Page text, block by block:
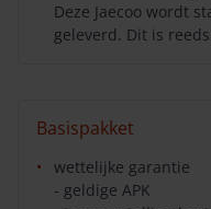
Deze Jaecoo wordt
geleverd. Dit is
Basispakket
wettelijke garantie
- geldige APK